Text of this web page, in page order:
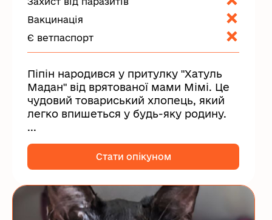
Вакцинація
Є ветпаспорт
Піпін народився у притулку "Хатуль
Мадан" від врятованої мами Мімі. Це
чудовий товариський хлопець, який
легко впишеться у будь-яку родину.
...
Стати опікуном